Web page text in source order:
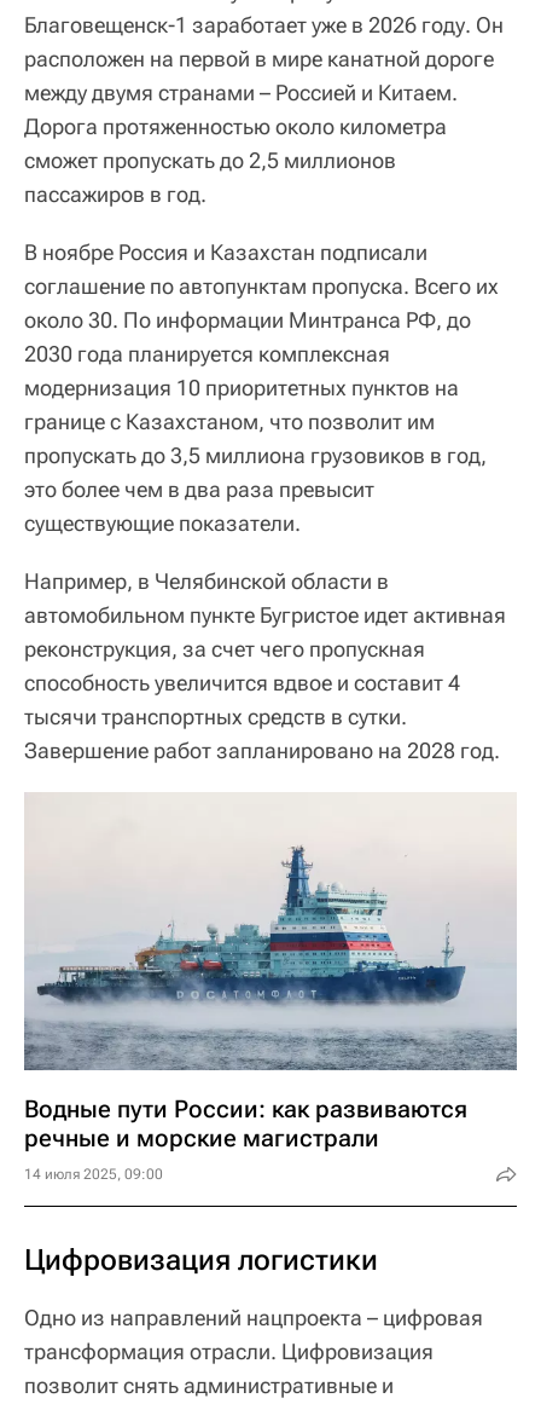
Благовещенск-1 заработает уже в 2026 году. Он
расположен на первой в мире канатной дороге
между двумя странами – Россией и Китаем.
Дорога протяженностью около километра
сможет пропускать до 2,5 миллионов
пассажиров в год.
В ноябре Россия и Казахстан подписали
соглашение по автопунктам пропуска. Всего их
около 30. По информации Минтранса РФ, до
2030 года планируется комплексная
модернизация 10 приоритетных пунктов на
границе с Казахстаном, что позволит им
пропускать до 3,5 миллиона грузовиков в год,
это более чем в два раза превысит
существующие показатели.
Например, в Челябинской области в
автомобильном пункте Бугристое идет активная
реконструкция, за счет чего пропускная
способность увеличится вдвое и составит 4
тысячи транспортных средств в сутки.
Завершение работ запланировано на 2028 год.
Водные пути России: как развиваются
речные и морские магистрали
14 июля 2025, 09:00
Цифровизация логистики
Одно из направлений нацпроекта – цифровая
трансформация отрасли. Цифровизация
позволит снять административные и